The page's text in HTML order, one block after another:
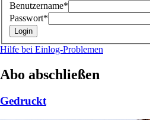
Benutzername*
Passwort*
Hilfe bei Einlog-Problemen
Abo abschließen
Gedruckt